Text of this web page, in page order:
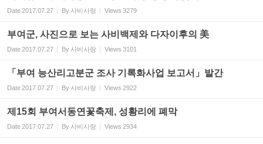
Date2017.07.27 By 사비사랑 Views 3279
부여군, 사진으로 보는 사비백제와 다자이후의 美
Date2017.07.27 By 사비사랑 Views 3101
「부여 능산리고분군 조사 기록화사업 보고서」발간
Date2017.07.27 By 사비사랑 Views 2922
제15회 부여서동연꽃축제, 성황리에 폐막
Date2017.07.27 By 사비사랑 Views 2934